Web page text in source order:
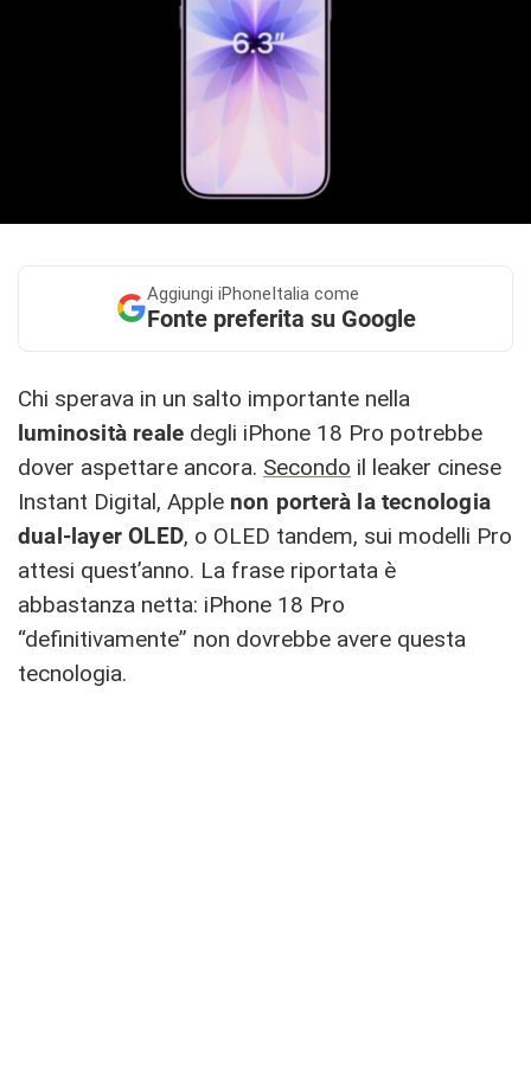
Aggiungi iPhoneItalia come
Fonte preferita su Google
Chi sperava in un salto importante nella
luminosità reale degli iPhone 18 Pro potrebbe
dover aspettare ancora. Secondo il leaker cinese
Instant Digital, Apple non porterà la tecnologia
dual-layer OLED, o OLED tandem, sui modelli Pro
attesi quest’anno. La frase riportata è
abbastanza netta: iPhone 18 Pro
“definitivamente” non dovrebbe avere questa
tecnologia.